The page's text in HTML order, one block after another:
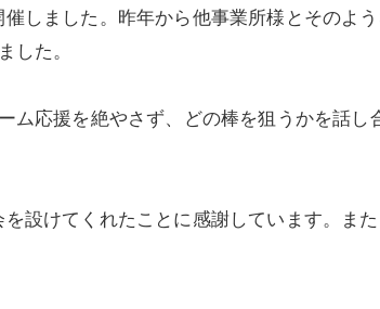
しました。昨年から他事業所様とそのよ
した。
応援を絶やさず、どの棒を狙うかを話
設けてくれたことに感謝しています。ま